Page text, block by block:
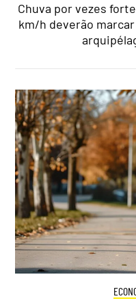
Chuva por vezes
km/h deverão